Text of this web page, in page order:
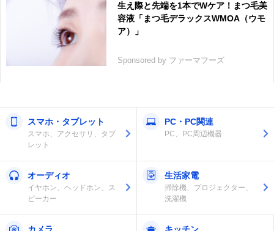
生え際と先端を1本でWケア！まつ毛美
容液「まつ毛デラックスWMOA（ウモ
ア）」
Sponsored by ファーマフーズ
スマホ・タブレット
スマホ、アクセサリ、タブ
レット
PC・PC関連
PC、PC周辺機器
オーディオ
イヤホン、ヘッドホン、ス
ピーカー
生活家電
掃除機、プロジェクター、
洗濯機